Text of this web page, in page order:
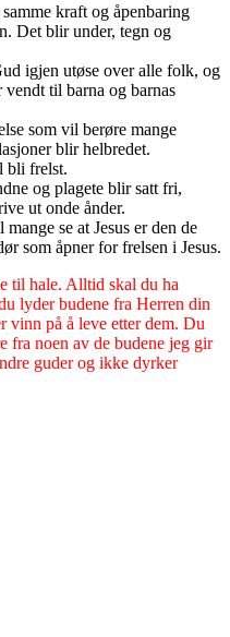
kraft og åpenbaring
Det blir under, tegn og
igjen utøse over alle folk, og
til barna og barnas
som vil berøre mange
blir helbredet.
bli frelst.
og plagete blir satt fri,
ut onde ånder.
se at Jesus er den de
som åpner for frelsen i Jesus.
til hale. Alltid skal du ha
lyder budene fra Herren din
vinn på å leve etter dem. Du
fra noen av de budene jeg gir
guder og ikke dyrker